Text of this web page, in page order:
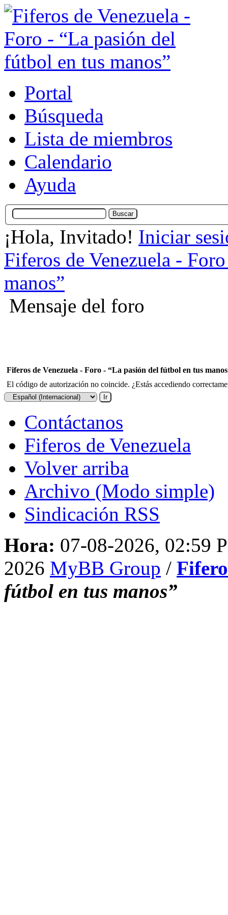
Portal
Búsqueda
Lista de miembros
Calendario
Ayuda
¡Hola, Invitado! Iniciar
Fiferos de Venezuela -
manos”
Mensaje del foro
Fiferos de Venezuela - Foro - “La pasión del fútbol en tus
El código de autorización no coincide. ¿Estás accediendo
Contáctanos
Fiferos de Venezuela
Volver arriba
Archivo (Modo simple)
Sindicación RSS
Hora: 07-08-2026, 02:59
2026 MyBB Group /
fútbol en tus manos”